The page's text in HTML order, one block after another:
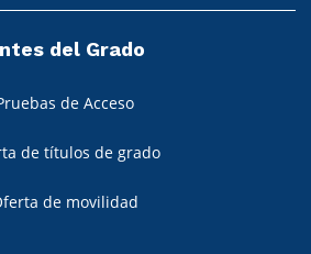
del Grado
de Acceso
de títulos de grado
de movilidad